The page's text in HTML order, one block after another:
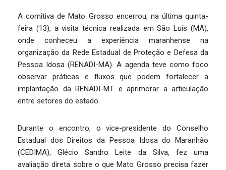
A comitiva de Mato Grosso encerrou, na última quinta-
feira (13), a visita técnica realizada em São Luís (MA),
onde conheceu a experiência maranhense na
organização da Rede Estadual de Proteção e Defesa da
Pessoa Idosa (RENADI-MA). A agenda teve como foco
observar práticas e fluxos que podem fortalecer a
implantação da RENADI-MT e aprimorar a articulação
entre setores do estado.
Durante o encontro, o vice-presidente do Conselho
Estadual dos Direitos da Pessoa Idosa do Maranhão
(CEDIMA), Glécio Sandro Leite da Silva, fez uma
avaliação direta sobre o que Mato Grosso precisa fazer